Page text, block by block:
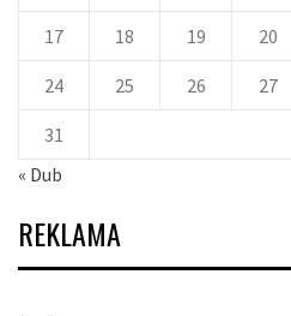
17 18 19 20
24 25 26 27
31
« Dub
REKLAMA